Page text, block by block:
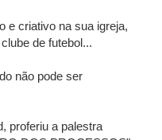
e criativo na sua igreja,
de futebol...
não pode ser
proferiu a palestra